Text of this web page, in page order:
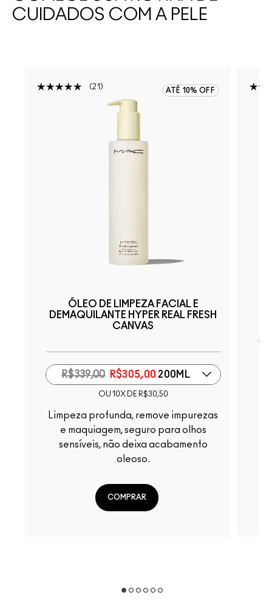
CUIDADOS COM A PELE
21 ATÉ 10% OFF
ÓLEO DE LIMPEZA FACIAL E
DEMAQUILANTE HYPER REAL FRESH
CANVAS
R$339,00 R$305,00 200ML
OU 10X DE R$30,50
Limpeza profunda, remove impurezas
e maquiagem, seguro para olhos
sensíveis, não deixa acabamento
oleoso.
COMPRAR